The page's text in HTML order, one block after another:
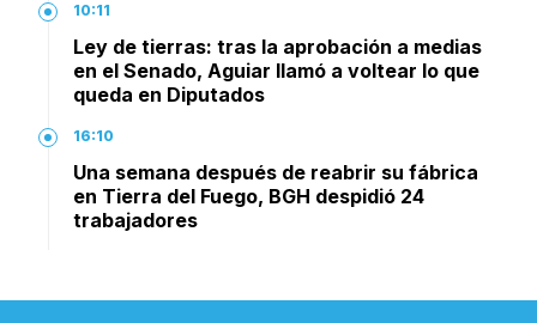
10:11
Ley de tierras: tras la aprobación a medias
en el Senado, Aguiar llamó a voltear lo que
queda en Diputados
16:10
Una semana después de reabrir su fábrica
en Tierra del Fuego, BGH despidió 24
trabajadores